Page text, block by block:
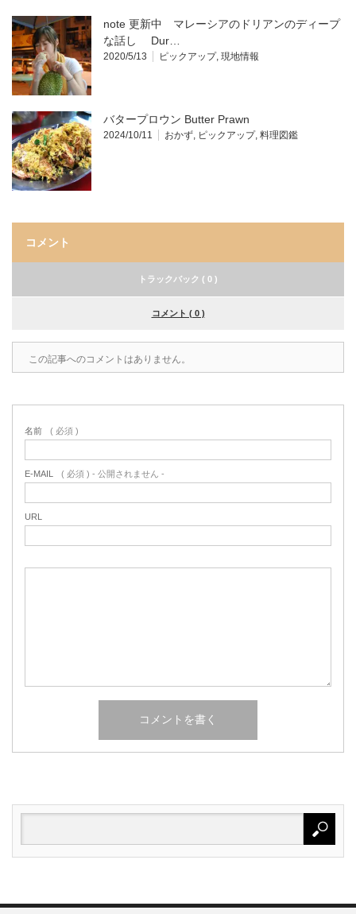
note 更新中 マレーシアのドリアンのディープ
な話し Dur…
2020/5/13 ピックアップ, 現地情報
バタープロウン Butter Prawn
2024/10/11 おかず, ピックアップ, 料理図鑑
コメント
トラックバック ( 0 )
コメント ( 0 )
この記事へのコメントはありません。
名前 ( 必須 )
E-MAIL ( 必須 ) - 公開されません -
URL